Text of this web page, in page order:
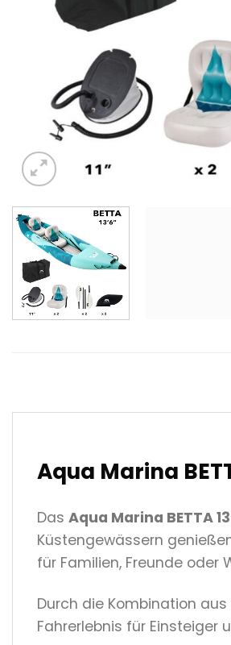
Aqua Marina
Das Aqua Marina BETTA
Küstengewässern
für Familien, Freunde oder
Durch die Kombination
Fahrerlebnis für Einsteiger